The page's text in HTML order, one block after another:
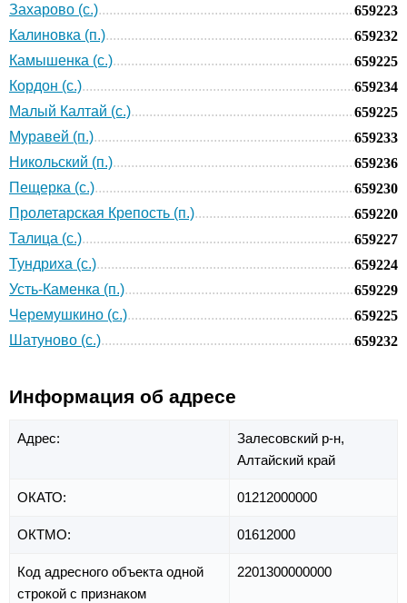
Захарово (с.)
659223
Калиновка (п.)
659232
Камышенка (с.)
659225
Кордон (с.)
659234
Малый Калтай (с.)
659225
Муравей (п.)
659233
Никольский (п.)
659236
Пещерка (с.)
659230
Пролетарская Крепость (п.)
659220
Талица (с.)
659227
Тундриха (с.)
659224
Усть-Каменка (п.)
659229
Черемушкино (с.)
659225
Шатуново (с.)
659232
Информация об адресе
Адрес:
Залесовский р-н,
Алтайский край
ОКАТО: 01212000000
ОКТМО: 01612000
Код адресного объекта одной
строкой с признаком
2201300000000